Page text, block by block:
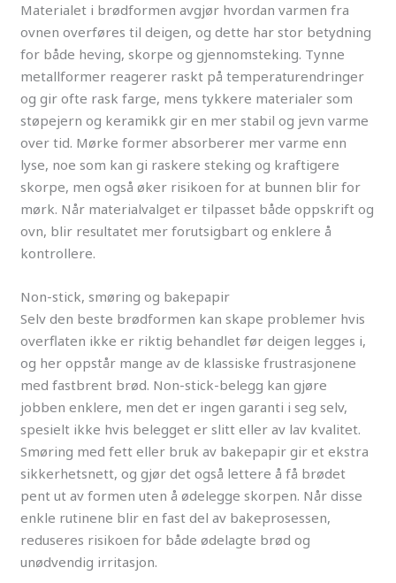
Materialet i brødformen avgjør hvordan varmen fra
ovnen overføres til deigen, og dette har stor betydning
for både heving, skorpe og gjennomsteking. Tynne
metallformer reagerer raskt på temperaturendringer
og gir ofte rask farge, mens tykkere materialer som
støpejern og keramikk gir en mer stabil og jevn varme
over tid. Mørke former absorberer mer varme enn
lyse, noe som kan gi raskere steking og kraftigere
skorpe, men også øker risikoen for at bunnen blir for
mørk. Når materialvalget er tilpasset både oppskrift og
ovn, blir resultatet mer forutsigbart og enklere å
kontrollere.
Non-stick, smøring og bakepapir
Selv den beste brødformen kan skape problemer hvis
overflaten ikke er riktig behandlet før deigen legges i,
og her oppstår mange av de klassiske frustrasjonene
med fastbrent brød. Non-stick-belegg kan gjøre
jobben enklere, men det er ingen garanti i seg selv,
spesielt ikke hvis belegget er slitt eller av lav kvalitet.
Smøring med fett eller bruk av bakepapir gir et ekstra
sikkerhetsnett, og gjør det også lettere å få brødet
pent ut av formen uten å ødelegge skorpen. Når disse
enkle rutinene blir en fast del av bakeprosessen,
reduseres risikoen for både ødelagte brød og
unødvendig irritasjon.